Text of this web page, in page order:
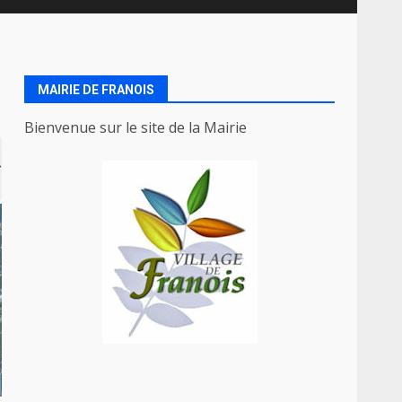
MAIRIE DE FRANOIS
Bienvenue sur le site de la Mairie